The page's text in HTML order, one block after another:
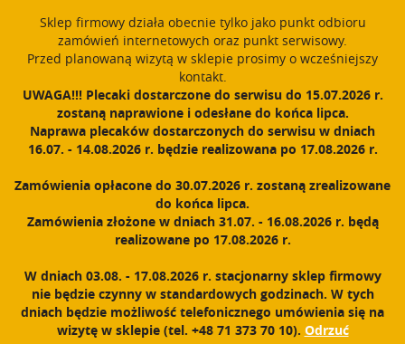
{dataLayer.push(arguments);} gtag('js', new Date()); gtag('config',
'UA-11892555-1');
PROUDLY MADE IN POLAND SINCE 1984 Polski
Zarejestruj się Zaloguj się 0
N
w
g
j
a
Dagger
Sklep firmowy działa obecnie tylko jako punkt odbioru
zamówień internetowych oraz punkt serwisowy.
Przed planowaną wizytą w sklepie prosimy o wcześniejszy
kontakt.
UWAGA!!! Plecaki dostarczone do serwisu do 15.07.2026 r.
zostaną naprawione i odesłane do końca lipca.
Naprawa plecaków dostarczonych do serwisu w dniach
16.07. - 14.08.2026 r. będzie realizowana po 17.08.2026 r.
Zamówienia opłacone do 30.07.2026 r. zostaną zrealizowane
do końca lipca.
Zamówienia złożone w dniach 31.07. - 16.08.2026 r. będą
realizowane po 17.08.2026 r.
W dniach 03.08. - 17.08.2026 r. stacjonarny sklep firmowy
nie będzie czynny w standardowych godzinach. W tych
dniach będzie możliwość telefonicznego umówienia się na
wizytę w sklepie (tel. +48 71 373 70 10). Odrzuć